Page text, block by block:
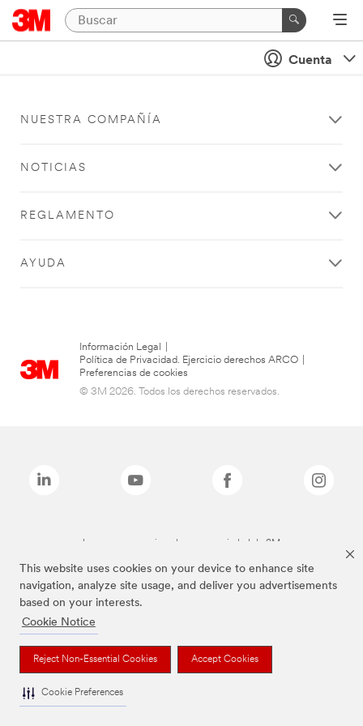
This website uses cookies on your device to enhance site
navigation, analyze site usage, and deliver you advertisements
based on your interests.
Cookie Notice
Reject Non-Essential Cookies Accept Cookies
Cookie Preferences
Cuenta
NUESTRA COMPAÑÍA
NOTICIAS
REGLAMENTO
AYUDA
Información Legal
Política de Privacidad. Ejercicio derechos ARCO
Preferencias de cookies
© 3M 2026. Todos los derechos reservados.
Las marcas mencionadas son propiedad de 3M